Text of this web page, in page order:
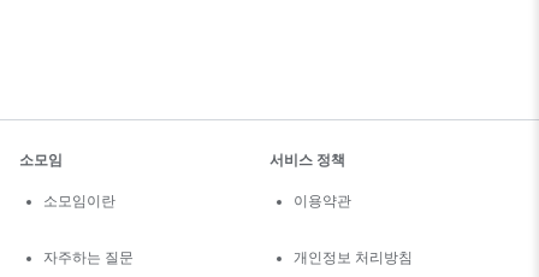
소모임
소모임이란
자주하는 질문
서비스 정책
이용약관
개인정보 처리방침